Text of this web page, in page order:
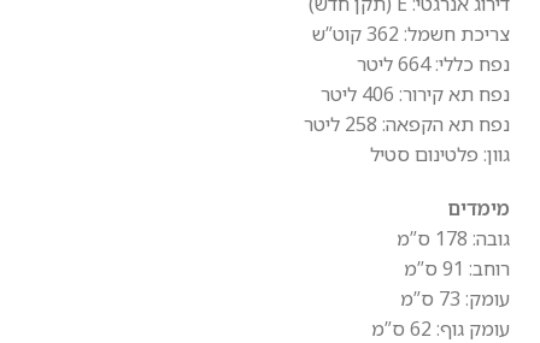
צריכת חשמל: 362 קוט”ש
נפח כללי: 664 ליטר
נפח תא קירור: 406 ליטר
נפח תא הקפאה: 258 ליטר
גוון: פלטינום סטיל
מימדים
גובה: 178 ס”מ
רוחב: 91 ס”מ
עומק: 73 ס”מ
עומק גוף: 62 ס”מ